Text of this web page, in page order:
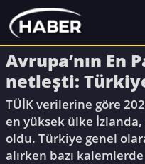
Avrupa’nın En
netleşti: Türkiye
TÜİK verilerine göre
en yüksek ülke
oldu. Türkiye genel
alırken bazı